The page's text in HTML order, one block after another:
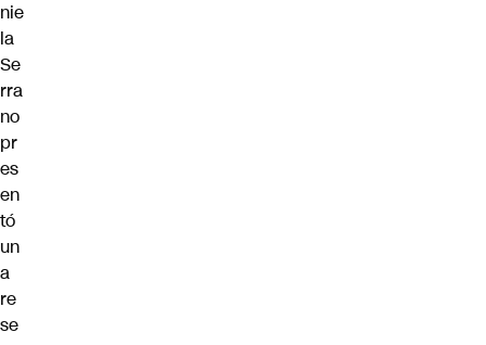
nie
la
Se
rra
no
pr
es
en
tó
un
a
re
se